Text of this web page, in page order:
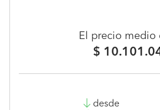
El precio medio
$
desde